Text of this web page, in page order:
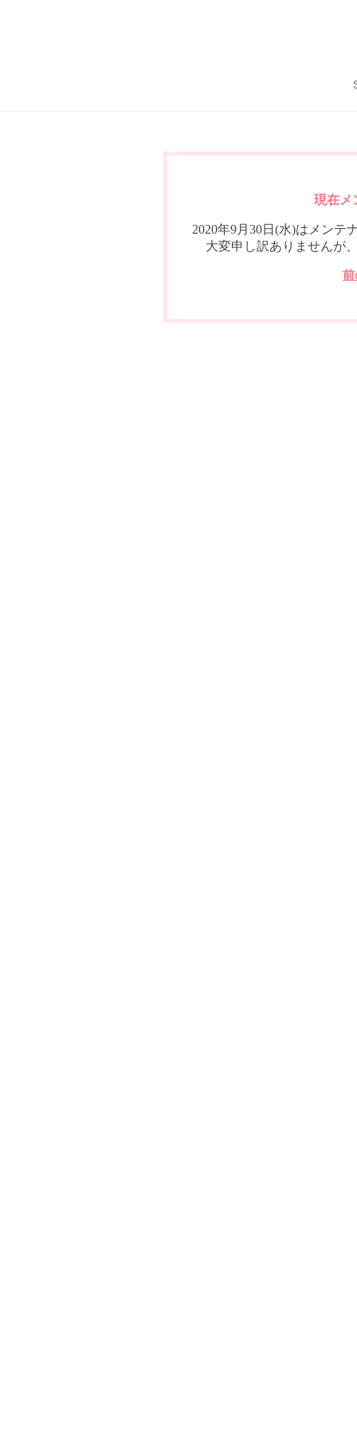
現在メ
2020年9月30日(水)はメンテ
大変申し訳ありませんが
前